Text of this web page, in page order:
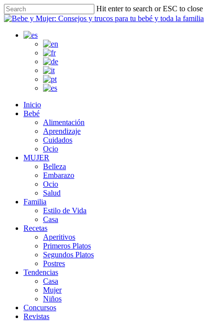
Skip
to
content
Hit enter to search or ESC to close
Close
search
Menu
Inicio
Bebé
Alimentación
Aprendizaje
Cuidados
Ocio
MUJER
Belleza
Embarazo
Ocio
Salud
Familia
Estilo de Vida
Casa
Recetas
Aperitivos
Primeros Platos
Segundos Platos
Postres
Tendencias
Casa
Mujer
Niños
Concursos
Revistas